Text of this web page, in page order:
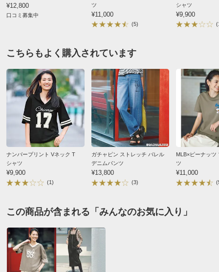
ゆき丈 48 51
20 21
襟後下がり 2.5
襟幅 1.5 1.5 1.5
裾幅 23 56
スリット長さ 8
重量（約ｇ） 135 145
※重量はあくまでも目安となります。商品によっては中心
サイズを参考に掲載しています。
サイズ表記について（ファッション） 商品の測定について
手洗い
弱い手洗い出来ます。（洗濯機は使用できません）
2026/06/03
¥12,800
口コミ募集中
ツ
¥11,000
(5)
シャツ
¥9,900
こちらもよく購入されています
ナンバープリント Vネック T
シャツ
¥9,900
(1)
ガチャピン ストレッチ バレル
デニムパンツ
¥13,800
(3)
MLB×ピーナッツ
ツ
¥11,000
この商品が含まれる「みんなのお気に入り」